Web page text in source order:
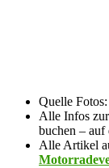
Quelle Fotos:
Alle Infos
buchen – auf
Alle Artikel